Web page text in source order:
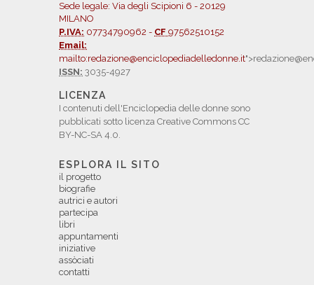
Sede legale: Via degli Scipioni 6 - 20129
MILANO
P.IVA: 07734790962 - CF 97562510152
Email:
mailto:redazione@enciclopediadelledonne.it
ISSN: 3035-4927
LICENZA
I contenuti dell'Enciclopedia delle donne sono
pubblicati sotto licenza Creative Commons CC
BY-NC-SA 4.0.
ESPLORA IL SITO
il progetto
biografie
autrici e autori
partecipa
libri
appuntamenti
iniziative
assòciati
contatti